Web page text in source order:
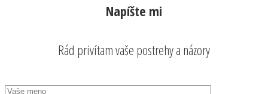
Napíšte mi
Rád privítam vaše postrehy a názory